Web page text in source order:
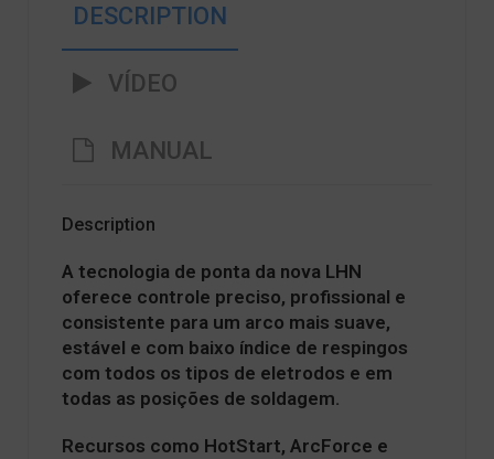
DESCRIPTION
VÍDEO
MANUAL
Description
A tecnologia de ponta da nova LHN
oferece controle preciso, profissional e
consistente para um arco mais suave,
estável e com baixo índice de respingos
com todos os tipos de eletrodos e em
todas as posições de soldagem.
Recursos como HotStart, ArcForce e